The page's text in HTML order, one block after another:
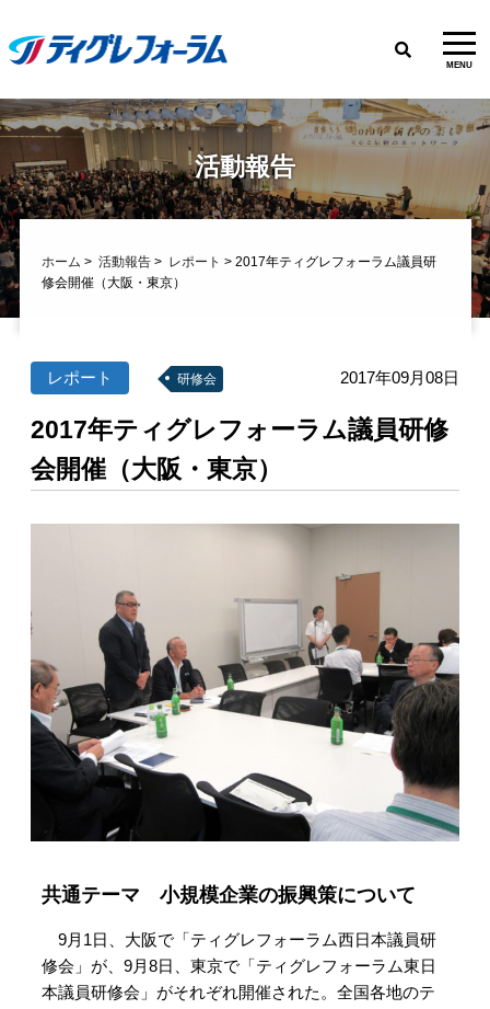
MENU
活動報告
ホーム > 活動報告> レポート > 2017年ティグレフォーラム議員研
修会開催（大阪・東京）
レポート 研修会 2017年09月08日
2017年ティグレフォーラム議員研修
会開催（大阪・東京）
共通テーマ 小規模企業の振興策について
9月1日、大阪で「ティグレフォーラム西日本議員研
修会」が、9月8日、東京で「ティグレフォーラム東日
本議員研修会」がそれぞれ開催された。全国各地のテ